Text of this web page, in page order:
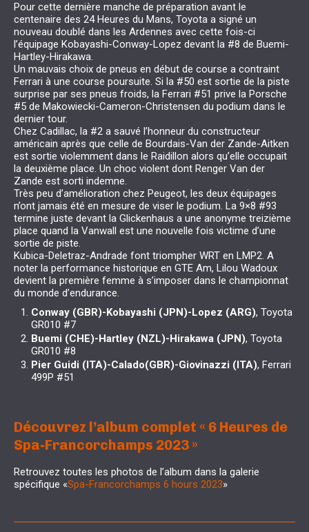
Pour cette dernière manche de préparation avant le
centenaire des 24 Heures du Mans, Toyota a signé un
nouveau doublé dans les Ardennes avec cette fois-ci
l’équipage Kobayashi-Conway-Lopez devant la #8 de Buemi-
Hartley-Hirakawa.
Un mauvais choix de pneus en début de course a contraint
Ferrari à une course poursuite. Si la #50 est sortie de la piste
surprise par ses pneus froids, la Ferrari #51 prive la Porsche
#5 de Makowiecki-Cameron-Christensen du podium dans le
dernier tour.
Chez Cadillac, la #2 a sauvé l’honneur du constructeur
américain après que celle de Bourdais-Van der Zande-Aitken
est sortie violemment dans le Raidillon alors qu’elle occupait
la deuxième place. Un choc violent dont Renger Van der
Zande est sorti indemne.
Très peu d’amélioration chez Peugeot, les deux équipages
n’ont jamais été en mesure de viser le podium. La 9×8 #93
termine juste devant la Glickenhaus a une anonyme treizième
place quand la Vanwall est une nouvelle fois victime d’une
sortie de piste.
Kubica-Deletraz-Andrade font triompher WRT en LMP2. A
noter la performance historique en GTE Am, Lilou Wadoux
devient la première femme à s’imposer dans le championnat
du monde d’endurance.
Conway (GBR)-Kobayashi (JPN)-Lopez (ARG), Toyota
GR010 #7
Buemi (CHE)-Hartley (NZL)-Hirakawa (JPN), Toyota
GR010 #8
Pier Guidi (ITA)-Calado(GBR)-Giovinazzi (ITA), Ferrari
499P #51
Découvrez l’album complet « 6 Heures de
Spa-Francorchamps 2023 »
Retrouvez toutes les photos de l’album dans la galerie
spécifique «Spa-Francorchamps 6 hours 2023»